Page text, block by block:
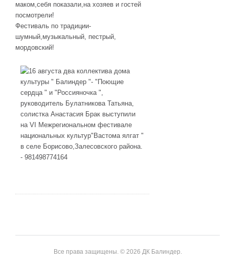
маком,себя показали,на хозяев и гостей
посмотрели!
Фестиваль по традиции-
шумный,музыкальный, пестрый,
мордовский!
Все права защищены. © 2026 ДК Балиндер.